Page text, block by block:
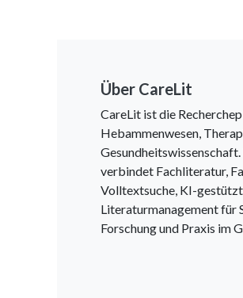
Über CareLit
CareLit ist die
Hebammenwesen,
verbindet Fachliteratur,
Volltextsuche, KI-
Literaturmanagement für
Forschung und Praxis im